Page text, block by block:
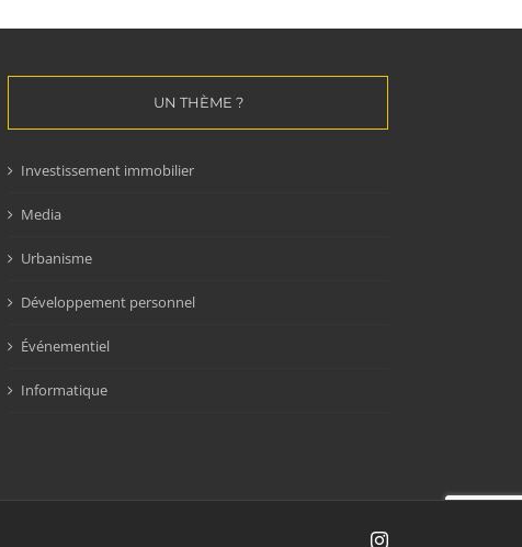
UN THÈME ?
Investissement immobilier
Media
Urbanisme
Développement personnel
Événementiel
Informatique
Instagram